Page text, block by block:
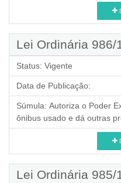
Lei Ordinária 986/
Status: Vigente
Data de Publicação:
Súmula: Autoriza o Poder
ônibus usado e dá outras
Lei Ordinária 985/